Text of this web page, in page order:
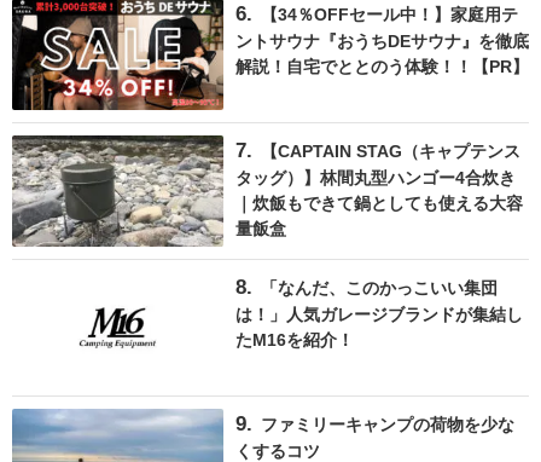
【34％OFFセール中！】家庭用テ
ントサウナ『おうちDEサウナ』を徹底
解説！自宅でととのう体験！！【PR】
【CAPTAIN STAG（キャプテンス
タッグ）】林間丸型ハンゴー4合炊き
｜炊飯もできて鍋としても使える大容
量飯盒
「なんだ、このかっこいい集団
は！」人気ガレージブランドが集結し
たM16を紹介！
ファミリーキャンプの荷物を少な
くするコツ